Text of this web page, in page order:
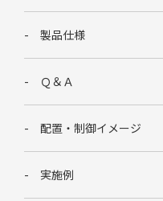
製品仕様
Ｑ＆Ａ
配置・制御イメージ
実施例